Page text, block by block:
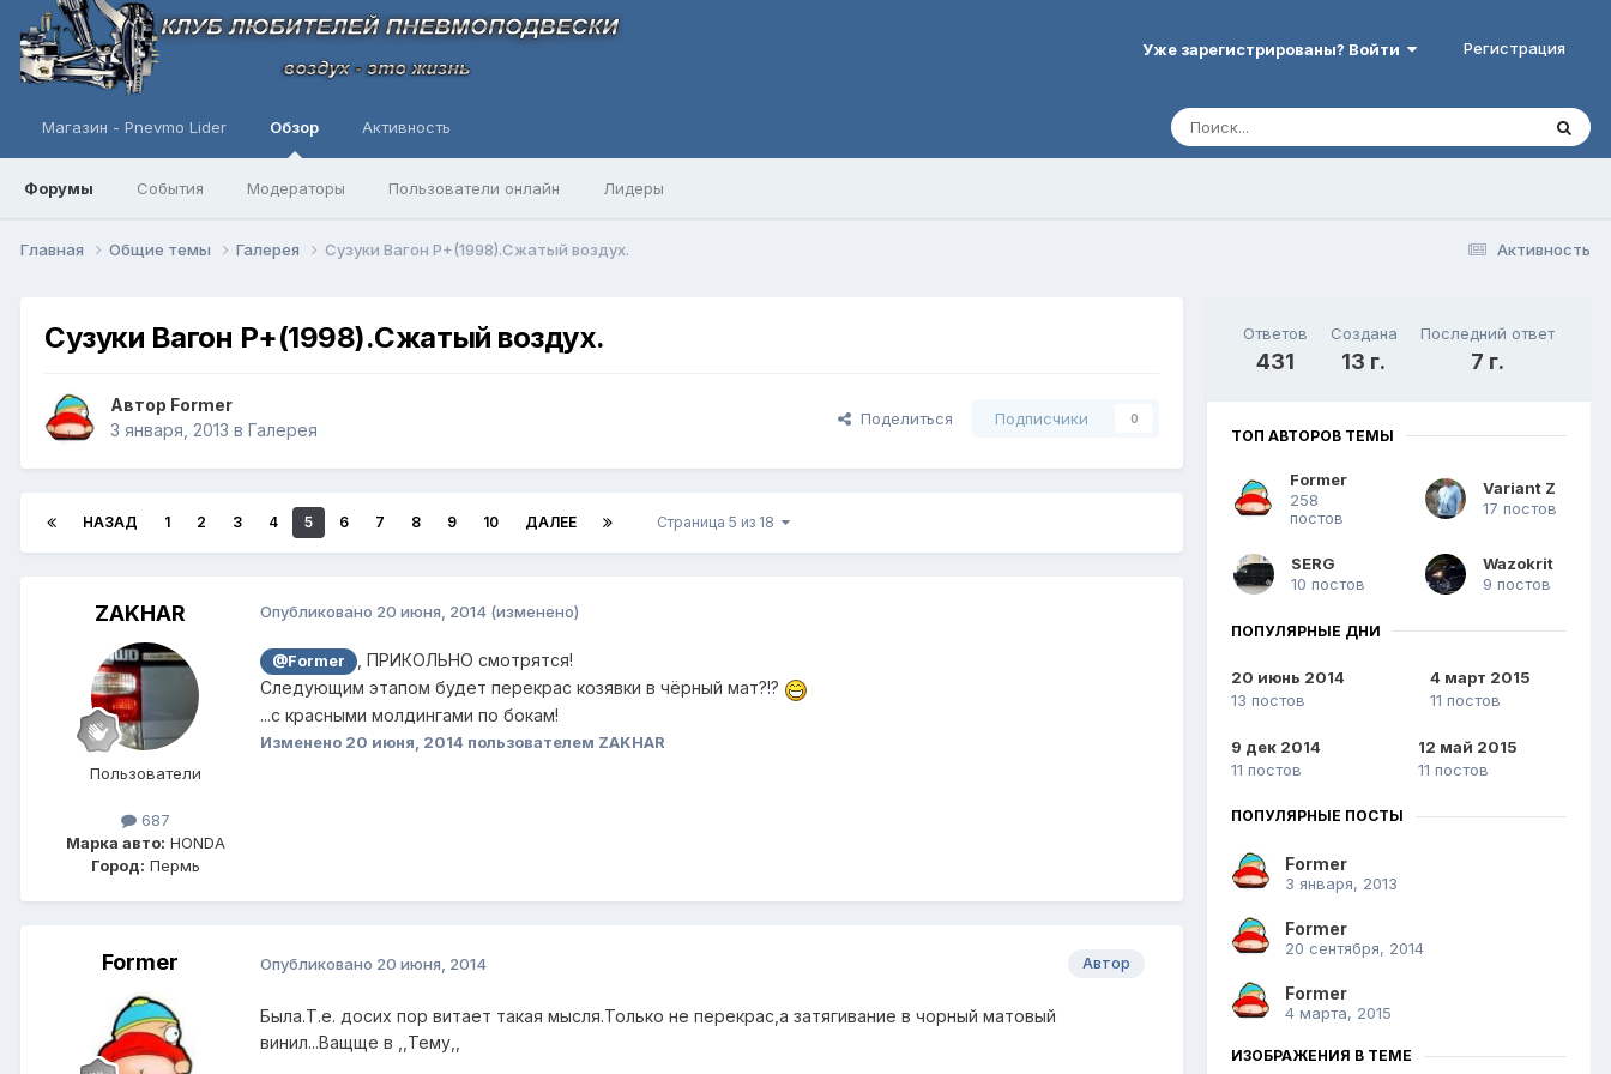
Уже зарегистрированы? Войти Регистрация
Магазин - Pnevmo Lider Обзор
Форумы События Модераторы Пользователи онлайн Лидеры
Активность
Активность
Главная Общие темы Галерея Сузуки Вагон Р+(1998).Сжатый воздух.
Сузуки Вагон Р+(1998).Сжатый воздух.
Автор Former
3 января, 2013 в Галерея
Поделиться Подписчики 0
НАЗАД 1 2 3 4 5 6 7 8 9 10 ДАЛЕЕ Страница 5 из 18
ZAKHAR
Пользователи
687
Марка авто: HONDA
Город: Пермь
Опубликовано 20 июня, 2014 (изменено)
@Former
, ПРИКОЛЬНО смотрятся!
Следующим этапом будет перекрас козявки в чёрный мат?!?
...с красными молдингами по бокам!
Изменено 20 июня, 2014 пользователем ZAKHAR
Former Автор
Опубликовано 20 июня, 2014
Была.Т.е. досих пор витает такая мысля.Только не перекрас,а затягивание в чорный матовый
винил...Ващще в ,,Тему,,
Ответов
431
Создана
13 г.
Последний ответ
7 г.
ТОП АВТОРОВ ТЕМЫ
Former
258
постов
Variant Z
17 постов
SERG
10 постов
Wazokrit
9 постов
ПОПУЛЯРНЫЕ ДНИ
20 июнь 2014
13 постов
4 март 2015
11 постов
9 дек 2014
11 постов
12 май 2015
11 постов
ПОПУЛЯРНЫЕ ПОСТЫ
Former
3 января, 2013
Former
20 сентября, 2014
Former
4 марта, 2015
ИЗОБРАЖЕНИЯ В ТЕМЕ